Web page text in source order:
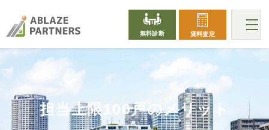
無料診断 賃料査定
MERIT
担当上限100戸のメリット